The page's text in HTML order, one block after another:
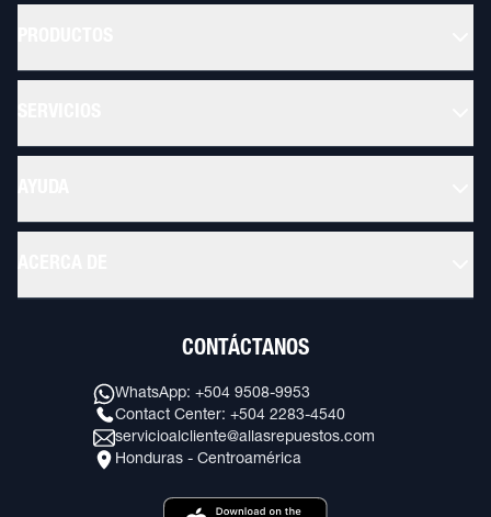
CONTÁCTANOS
WhatsApp: +504 9508-9953
Contact Center: +504 2283-4540
servicioalcliente@allasrepuestos.com
Honduras - Centroamérica